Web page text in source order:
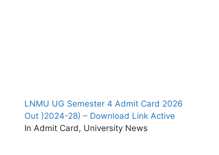
LNMU UG Semester 4 Admit Card 2026
Out )2024-28) – Download Link Active
In Admit Card, University News